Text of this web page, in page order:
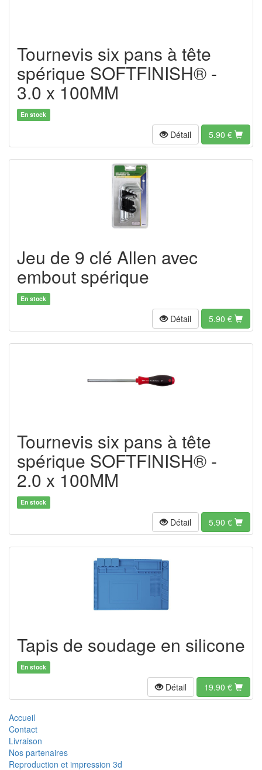
Tournevis six pans à tête
spérique SOFTFINISH® -
3.0 x 100MM
En stock
Détail 5.90 €
Jeu de 9 clé Allen avec
embout spérique
En stock
Détail 5.90 €
Tournevis six pans à tête
spérique SOFTFINISH® -
2.0 x 100MM
En stock
Détail 5.90 €
Tapis de soudage en silicone
En stock
Détail 19.90 €
Accueil
Contact
Livraison
Nos partenaires
Reproduction et impression 3d